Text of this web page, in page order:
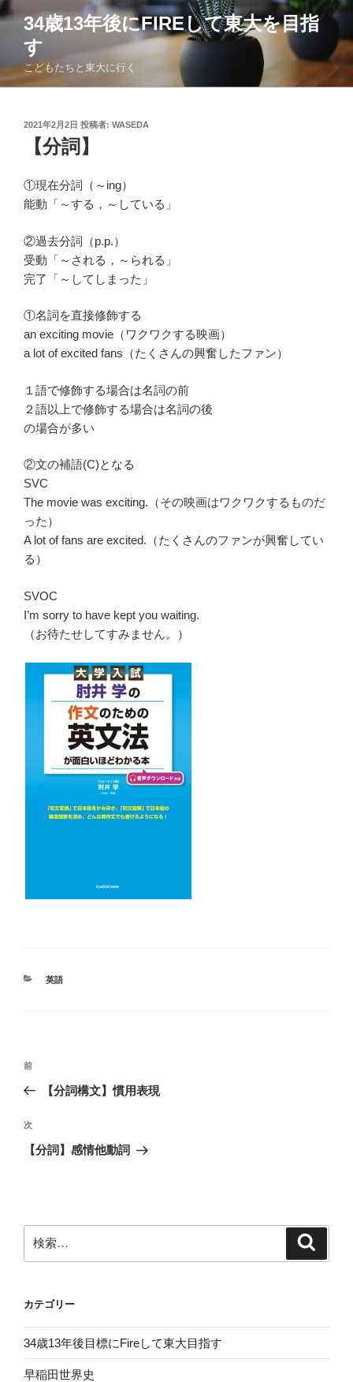
コ
ン
ツ
34歳13年後にFIREして東大を目指
す
こどもたちと東大に行く
投
2021年2月2日 投稿者: WASEDA
【分詞】
①現在分詞（～ing）
能動「～する，～している」
②過去分詞（p.p.）
受動「～される，～られる」
完了「～してしまった」
①名詞を直接修飾する
an exciting movie（ワクワクする映画）
a lot of excited fans（たくさんの興奮したファン）
１語で修飾する場合は名詞の前
２語以上で修飾する場合は名詞の後
の場合が多い
②文の補語(C)となる
SVC
The movie was exciting.（その映画はワクワクするものだ
った）
A lot of fans are excited.（たくさんのファンが興奮してい
る）
SVOC
I’m sorry to have kept you waiting.
（お待たせしてすみません。）
カ
英語
投
ビ
ゲ
ン
前
の
稿
前
【分詞構文】慣用表現
次
の
次
【分詞】感情他動詞
索:
カテゴリー
34歳13年後目標にFireして東大目指す
早稲田世界史